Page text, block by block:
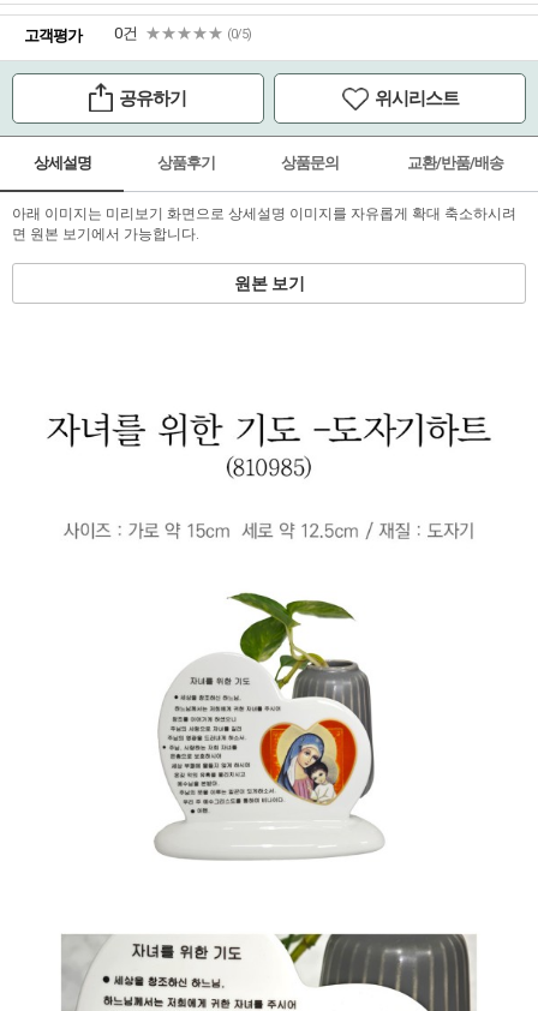
고객평가 0건 ★★★★★ (0/5)
공유하기 위시리스트
상세설명 상품후기 상품문의 교환/반품/배송
아래 이미지는 미리보기 화면으로 상세설명 이미지를 자유롭게 확대 축소하시려
면 원본 보기에서 가능합니다.
원본 보기